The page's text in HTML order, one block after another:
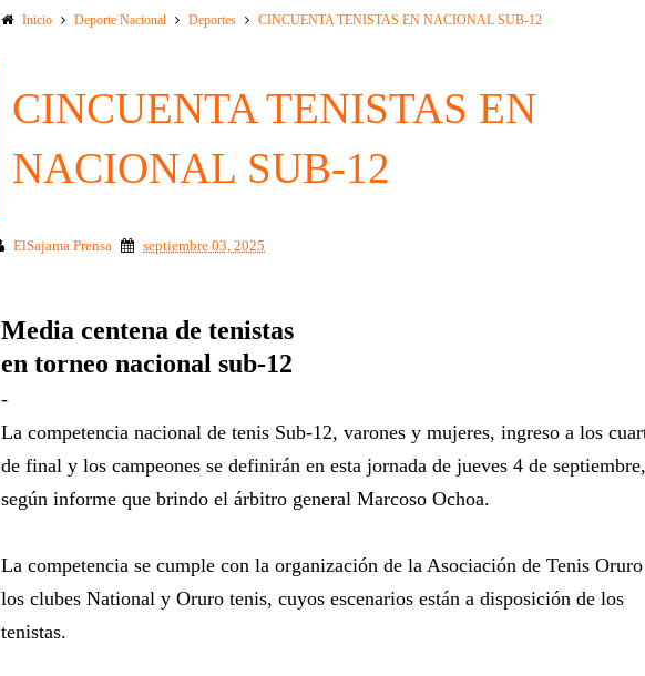
Inicio Deporte Nacional Deportes CINCUENTA TENISTAS EN NACIONAL SUB-12
CINCUENTA TENISTAS EN
NACIONAL SUB-12
ElSajama Prensa septiembre 03, 2025
Media centena de tenistas
en torneo nacional sub-12
-
La competencia nacional de tenis Sub-12, varones y mujeres, ingreso a los
de final y los campeones se definirán en esta jornada de jueves 4 de septiembre,
según informe que brindo el árbitro general Marcoso Ochoa.
La competencia se cumple con la organización de la Asociación de Tenis
los clubes National y Oruro tenis, cuyos escenarios están a disposición de los
tenistas.